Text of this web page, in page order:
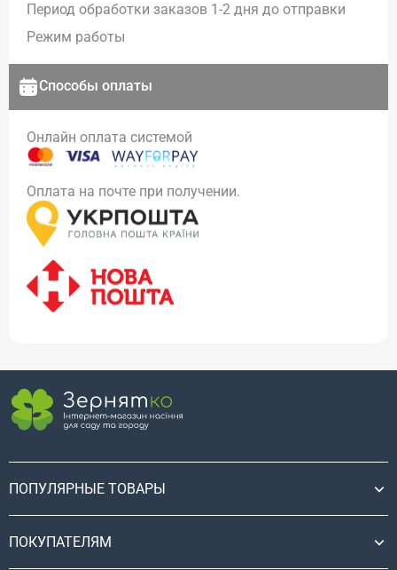
Период обработки заказов 1-2 дня до отправки
Режим работы
Способы оплаты
Онлайн оплата системой
Оплата на почте при получении.
ПОПУЛЯРНЫЕ ТОВАРЫ
ПОКУПАТЕЛЯМ